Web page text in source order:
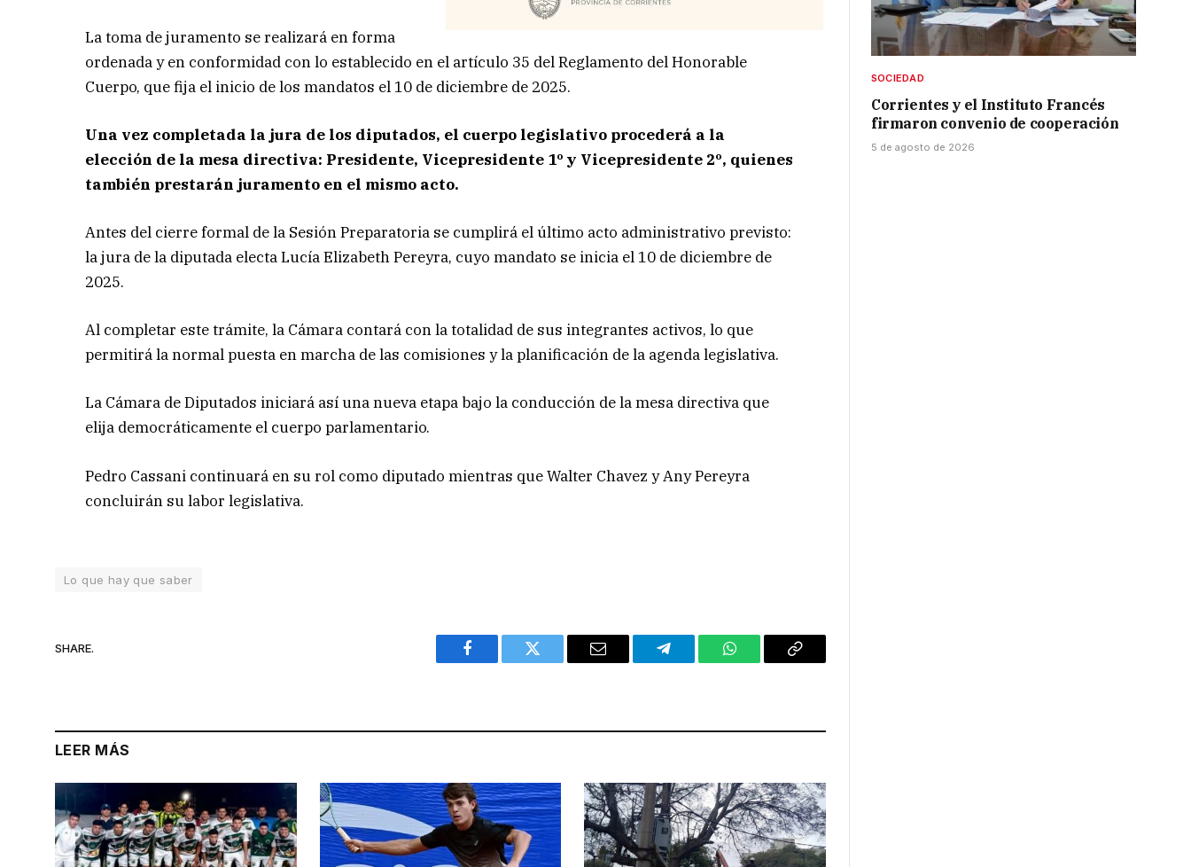
La toma de juramento se realizará en forma
ordenada y en conformidad con lo establecido en el artículo 35 del Reglamento del Honorable
Cuerpo, que fija el inicio de los mandatos el 10 de diciembre de 2025.
Una vez completada la jura de los diputados, el cuerpo legislativo procederá a la
elección de la mesa directiva: Presidente, Vicepresidente 1º y Vicepresidente 2º, quienes
también prestarán juramento en el mismo acto.
Antes del cierre formal de la Sesión Preparatoria se cumplirá el último acto administrativo previsto:
la jura de la diputada electa Lucía Elizabeth Pereyra, cuyo mandato se inicia el 10 de diciembre de
2025.
Al completar este trámite, la Cámara contará con la totalidad de sus integrantes activos, lo que
permitirá la normal puesta en marcha de las comisiones y la planificación de la agenda legislativa.
La Cámara de Diputados iniciará así una nueva etapa bajo la conducción de la mesa directiva que
elija democráticamente el cuerpo parlamentario.
Pedro Cassani continuará en su rol como diputado mientras que Walter Chavez y Any Pereyra
concluirán su labor legislativa.
Lo que hay que saber
SHARE.
Facebook Twitter Email Telegram WhatsAppCopy
LEER MÁS
SOCIEDAD
Corrientes y el Instituto Francés
firmaron convenio de cooperación
5 de agosto de 2026